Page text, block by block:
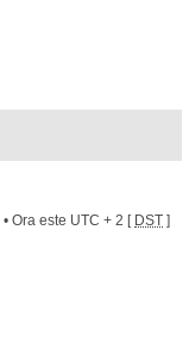
• Ora este UTC + 2 [ DST ]